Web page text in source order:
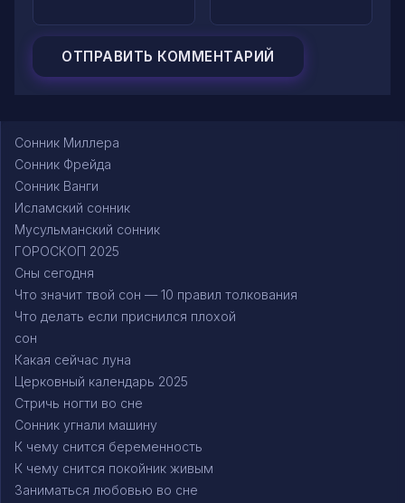
Сонник Миллера
Сонник Фрейда
Сонник Ванги
Исламский сонник
Мусульманский сонник
ГОРОСКОП 2025
Сны сегодня
Что значит твой сон — 10 правил толкования
Что делать если приснился плохой
сон
Какая сейчас луна
Церковный календарь 2025
Стричь ногти во сне
Сонник угнали машину
К чему снится беременность
К чему снится покойник живым
Заниматься любовью во сне